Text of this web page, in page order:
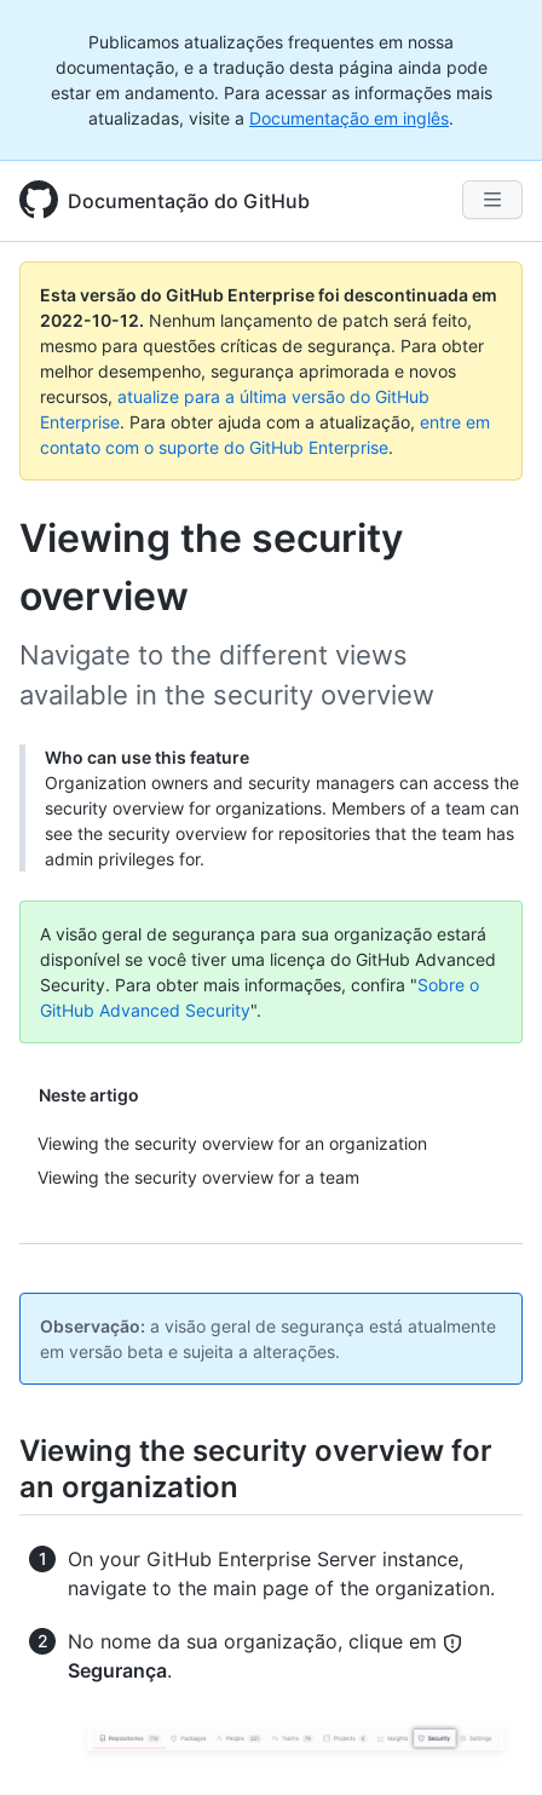
Publicamos atualizações frequentes em nossa
documentação, e a tradução desta página ainda pode
estar em andamento. Para acessar as informações mais
atualizadas, visite a Documentação em inglês.
Documentação do GitHub
Esta versão do GitHub Enterprise foi descontinuada em
2022-10-12. Nenhum lançamento de patch será feito,
mesmo para questões críticas de segurança. Para obter
melhor desempenho, segurança aprimorada e novos
recursos, atualize para a última versão do GitHub
Enterprise. Para obter ajuda com a atualização, entre em
contato com o suporte do GitHub Enterprise.
Viewing the security
overview
Neste artigo
Viewing the security overview for an organization
Viewing the security overview for a team
Navigate to the different views
available in the security overview
Who can use this feature
Organization owners and security managers can access the
security overview for organizations. Members of a team can
see the security overview for repositories that the team has
admin privileges for.
A visão geral de segurança para sua organização estará
disponível se você tiver uma licença do GitHub Advanced
Security. Para obter mais informações, confira "Sobre o
GitHub Advanced Security".
Observação: a visão geral de segurança está atualmente
em versão beta e sujeita a alterações.
Viewing the security overview for
an organization
On your GitHub Enterprise Server instance,
navigate to the main page of the organization.
No nome da sua organização, clique em
Segurança.